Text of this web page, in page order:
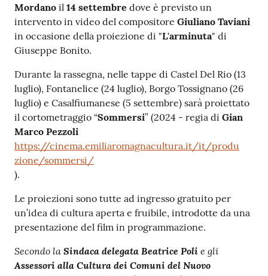
Mordano il 14 settembre dove è previsto un
intervento in video del compositore Giuliano Taviani
in occasione della proiezione di "L'arminuta" di
Giuseppe Bonito.
Durante la rassegna, nelle tappe di Castel Del Rio (13
luglio), Fontanelice (24 luglio), Borgo Tossignano (26
luglio) e Casalfiumanese (5 settembre) sarà proiettato
il cortometraggio “Sommersi” (2024 - regia di Gian
Marco Pezzoli
https://cinema.emiliaromagnacultura.it/it/produ
zione/sommersi/
).
Le proiezioni sono tutte ad ingresso gratuito per
un’idea di cultura aperta e fruibile, introdotte da una
presentazione del film in programmazione.
Secondo laSindaca delegata Beatrice Polie gli
Assessori alla Cultura dei Comuni del Nuovo